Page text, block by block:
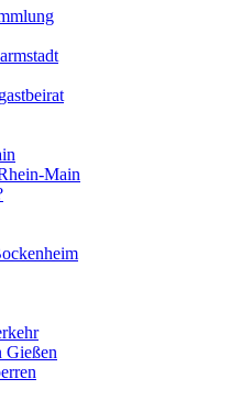
Main
Gießen